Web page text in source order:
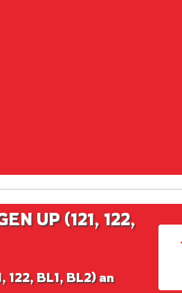
UP (121, 122,
122, BL1, BL2) an